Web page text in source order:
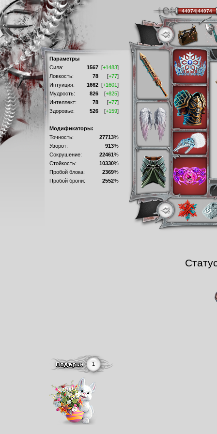
Параметры
Сила:
1567 [+1483]
Ловкость:
78 [+77]
Интуиция:
1662 [+1601]
Мудрость:
826 [+825]
Интеллект:
78 [+77]
Здоровье:
526 [+159]
Модификаторы:
Точность:
27713%
Уворот:
913%
Сокрушение:
22461%
Стойкость:
10330%
Пробой блока:
2369%
Пробой брони:
2552%
1
44074|44074